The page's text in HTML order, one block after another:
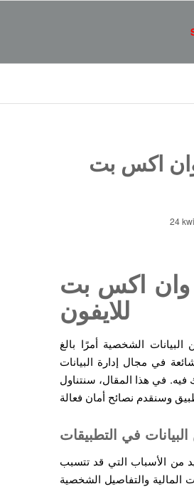
وان اكس بت
24
وان اكس بت
للايفون
البيانات الشخصية أمرًا بالغ
في مجال إدارة البيانات
فيه. في هذا المقال، سنتناول
البيانات في التطبيقات
من الأسباب التي قد تتسبب
والتفاصيل الشخصية